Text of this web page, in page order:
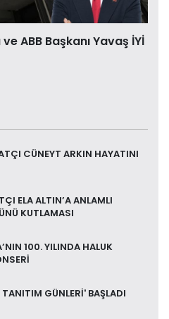
ABB Başkanı Yavaş İYİ
CÜNEYT ARKIN HAYATINI
ELA ALTIN’A ANLAMLI
KUTLAMASI
100. YILINDA HALUK
TANITIM GÜNLERİ' BAŞLADI